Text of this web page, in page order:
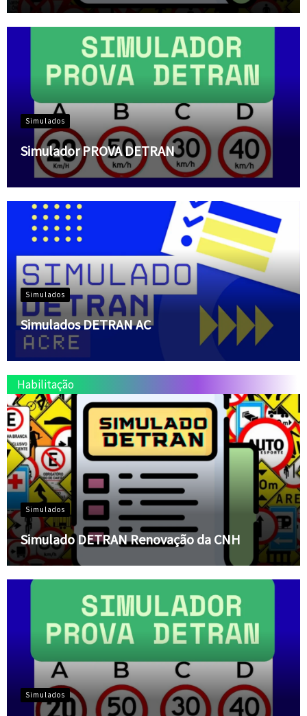
Simulados
Simulador PROVA DETRAN
Simulados
Simulados DETRAN AC
Habilitação
Simulados
Simulado DETRAN Renovação da CNH
Simulados